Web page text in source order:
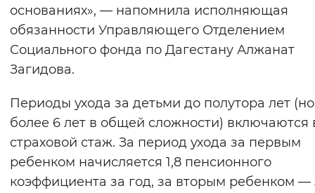
основаниях», — напомнила исполняющая
обязанности Управляющего Отделением
Социального фонда по Дагестану Алжанат
Загидова.
Периоды ухода за детьми до полутора лет
более 6 лет в общей сложности) включаются
страховой стаж. За период ухода за первым
ребенком начисляется 1,8 пенсионного
коэффициента за год, за вторым ребенком —